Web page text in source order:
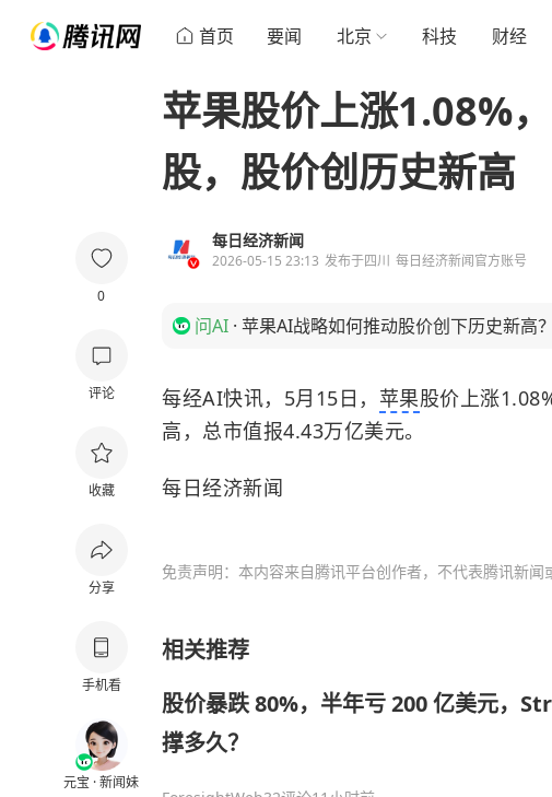
首页 要闻 北京 科技 财经
0
评论
收藏
分享
手机看
元宝 · 新闻妹
苹果股价上涨1.08%
股，股价创历史新高
每日经济新闻
2026-05-15 23:13 发布于四川 每日经济新闻官方账号
问AI · 苹果AI战略如何推动股价创下历史新高？
每经AI快讯，5月15日， 苹果股价上涨
高，总市值报4.43万亿美元。
每日经济新闻
免责声明：本内容来自腾讯平台创作者，不代表腾讯新闻
相关推荐
股价暴跌 80%，半年亏 200 亿美元，
撑多久？